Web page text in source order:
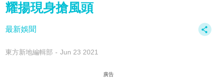
耀揚現身搶風頭
最新娛聞
東方新地編輯部 Jun 23 2021
廣告